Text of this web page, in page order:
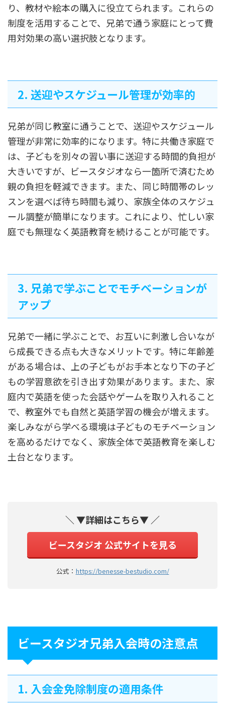
り、教材や絵本の購入に役立てられます。これらの
制度を活用することで、兄弟で通う家庭にとって費
用対効果の高い選択肢となります。
2. 送迎やスケジュール管理が効率的
兄弟が同じ教室に通うことで、送迎やスケジュール
管理が非常に効率的になります。特に共働き家庭で
は、子どもを別々の習い事に送迎する時間的負担が
大きいですが、ビースタジオなら一箇所で済むため
親の負担を軽減できます。また、同じ時間帯のレッ
スンを選べば待ち時間も減り、家族全体のスケジュ
ール調整が簡単になります。これにより、忙しい家
庭でも無理なく英語教育を続けることが可能です。
3. 兄弟で学ぶことでモチベーションが
アップ
兄弟で一緒に学ぶことで、お互いに刺激し合いなが
ら成長できる点も大きなメリットです。特に年齢差
がある場合は、上の子どもがお手本となり下の子ど
もの学習意欲を引き出す効果があります。また、家
庭内で英語を使った会話やゲームを取り入れること
で、教室外でも自然と英語学習の機会が増えます。
楽しみながら学べる環境は子どものモチベーション
を高めるだけでなく、家族全体で英語教育を楽しむ
土台となります。
＼ ▼詳細はこちら▼ ／
ビースタジオ 公式サイトを見る
公式： https://benesse-bestudio.com/
ビースタジオ兄弟入会時の注意点
1. 入会金免除制度の適用条件